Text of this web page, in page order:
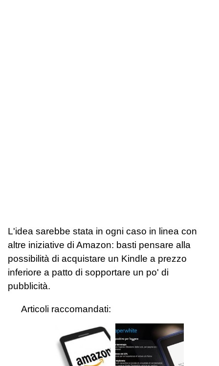
L'idea sarebbe stata in ogni caso in linea con
altre iniziative di Amazon: basti pensare alla
possibilità di acquistare un Kindle a prezzo
inferiore a patto di sopportare un po' di
pubblicità.
Articoli raccomandati: